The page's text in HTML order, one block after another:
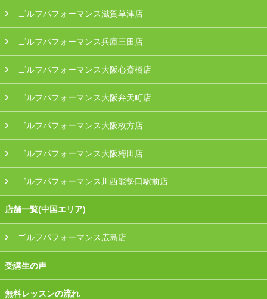
ゴルフパフォーマンス滋賀草津店
ゴルフパフォーマンス兵庫三田店
ゴルフパフォーマンス大阪心斎橋店
ゴルフパフォーマンス大阪弁天町店
ゴルフパフォーマンス大阪枚方店
ゴルフパフォーマンス大阪梅田店
ゴルフパフォーマンス川西能勢口駅前店
店舗一覧(中国エリア)
ゴルフパフォーマンス広島店
受講生の声
無料レッスンの流れ